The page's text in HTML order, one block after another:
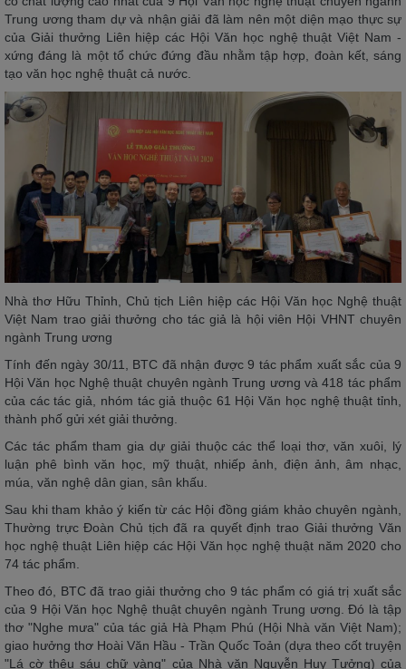
Trung ương tham dự và nhận giải đã làm nên một diện mạo thực sự
của Giải thưởng Liên hiệp các Hội Văn học nghệ thuật Việt Nam -
xứng đáng là một tổ chức đứng đầu nhằm tập hợp, đoàn kết, sáng
tạo văn học nghệ thuật cả nước.
Nhà thơ Hữu Thỉnh, Chủ tịch Liên hiệp các Hội Văn học Nghệ thuật
Việt Nam trao giải thưởng cho tác giả là hội viên Hội VHNT chuyên
ngành Trung ương
Tính đến ngày 30/11, BTC đã nhận được 9 tác phẩm xuất sắc của 9
Hội Văn học Nghệ thuật chuyên ngành Trung ương và 418 tác phẩm
của các tác giả, nhóm tác giả thuộc 61 Hội Văn học nghệ thuật tỉnh,
thành phố gửi xét giải thưởng.
Các tác phẩm tham gia dự giải thuộc các thể loại thơ, văn xuôi, lý
luận phê bình văn học, mỹ thuật, nhiếp ảnh, điện ảnh, âm nhạc,
múa, văn nghệ dân gian, sân khấu.
Sau khi tham khảo ý kiến từ các Hội đồng giám khảo chuyên ngành,
Thường trực Đoàn Chủ tịch đã ra quyết định trao Giải thưởng Văn
học nghệ thuật Liên hiệp các Hội Văn học nghệ thuật năm 2020 cho
74 tác phẩm.
Theo đó, BTC đã trao giải thưởng cho 9 tác phẩm có giá trị xuất sắc
của 9 Hội Văn học Nghệ thuật chuyên ngành Trung ương. Đó là tập
thơ "Nghe mưa" của tác giả Hà Phạm Phú (Hội Nhà văn Việt Nam);
giao hưởng thơ Hoài Văn Hầu - Trần Quốc Toản (dựa theo cốt truyện
"Lá cờ thêu sáu chữ vàng" của Nhà văn Nguyễn Huy Tưởng) của